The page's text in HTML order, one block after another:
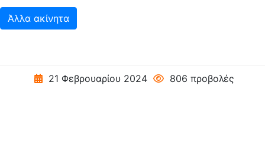
Άλλα ακίνητα
21 Φεβρουαρίου 2024 806 προβολές